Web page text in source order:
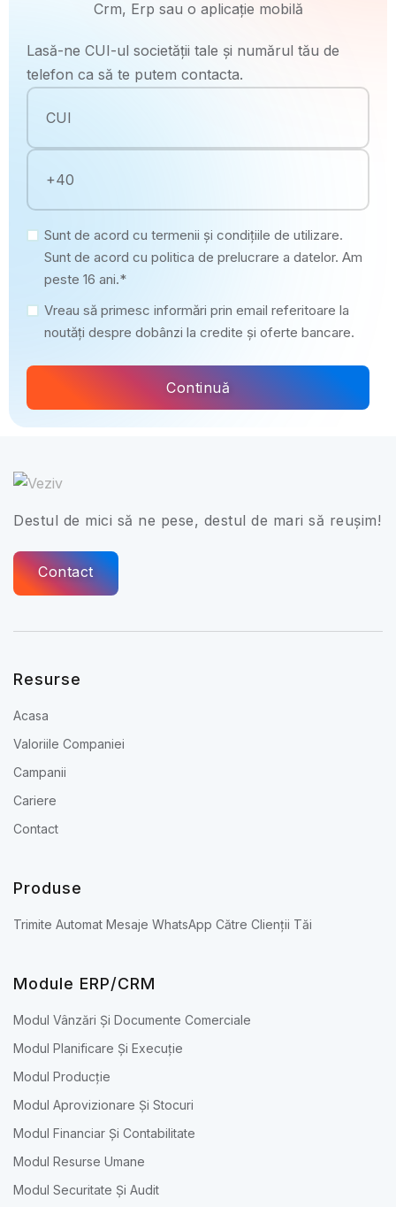
Lasă-ne CUI-ul societății tale și numărul tău de
telefon ca să te putem contacta.
Sunt de acord cu termenii și condițiile de utilizare.
Sunt de acord cu politica de prelucrare a datelor. Am
peste 16 ani.*
Vreau să primesc informări prin email referitoare la
noutăți despre dobânzi la credite și oferte bancare.
Continuă
Destul de mici să ne pese, destul de mari să reușim!
Contact
Resurse
Acasa
Valoriile Companiei
Campanii
Cariere
Contact
Produse
Trimite Automat Mesaje WhatsApp Către Clienții Tăi
Module ERP/CRM
Modul Vânzări Și Documente Comerciale
Modul Planificare Și Execuție
Modul Producție
Modul Aprovizionare Și Stocuri
Modul Financiar Și Contabilitate
Modul Resurse Umane
Modul Securitate Și Audit